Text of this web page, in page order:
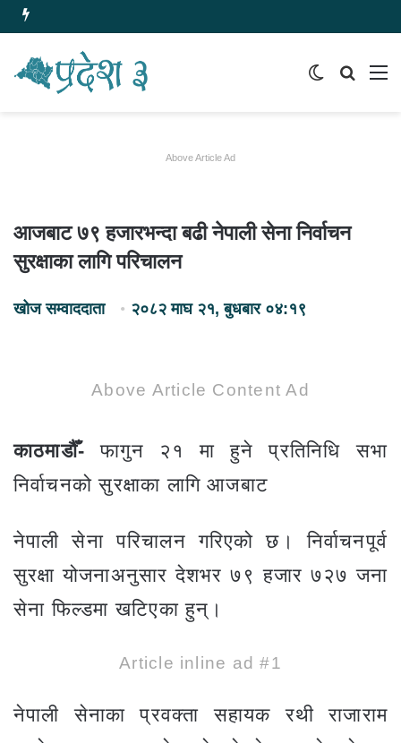
समाचार
Switch
Above Article Ad
आजबाट ७९ हजारभन्दा बढी नेपाली सेना निर्वाचन
सुरक्षाका लागि परिचालन
खोज सम्वाददाता २०८२ माघ २१, बुधबार ०४:१९
Above Article Content Ad
काठमाडौँ- फागुन २१ मा हुने प्रतिनिधि सभा
निर्वाचनको सुरक्षाका लागि आजबाट
नेपाली सेना परिचालन गरिएको छ। निर्वाचनपूर्व
सुरक्षा योजनाअनुसार देशभर ७९ हजार ७२७ जना
सेना फिल्डमा खटिएका हुन्।
Article inline ad #1
नेपाली सेनाका प्रवक्ता सहायक रथी राजाराम